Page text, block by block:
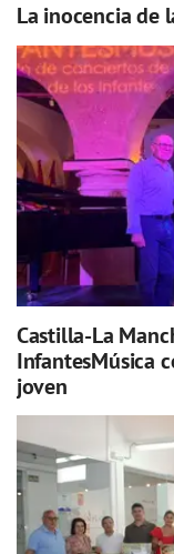
La inocencia de
Castilla-La
InfantesMúsica
joven